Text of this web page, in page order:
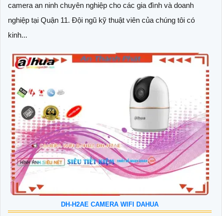
camera an ninh chuyên nghiệp cho các gia đình và doanh
nghiệp tại Quận 11. Đội ngũ kỹ thuật viên của chúng tôi có
kinh...
DH-H2AE CAMERA WIFI DAHUA